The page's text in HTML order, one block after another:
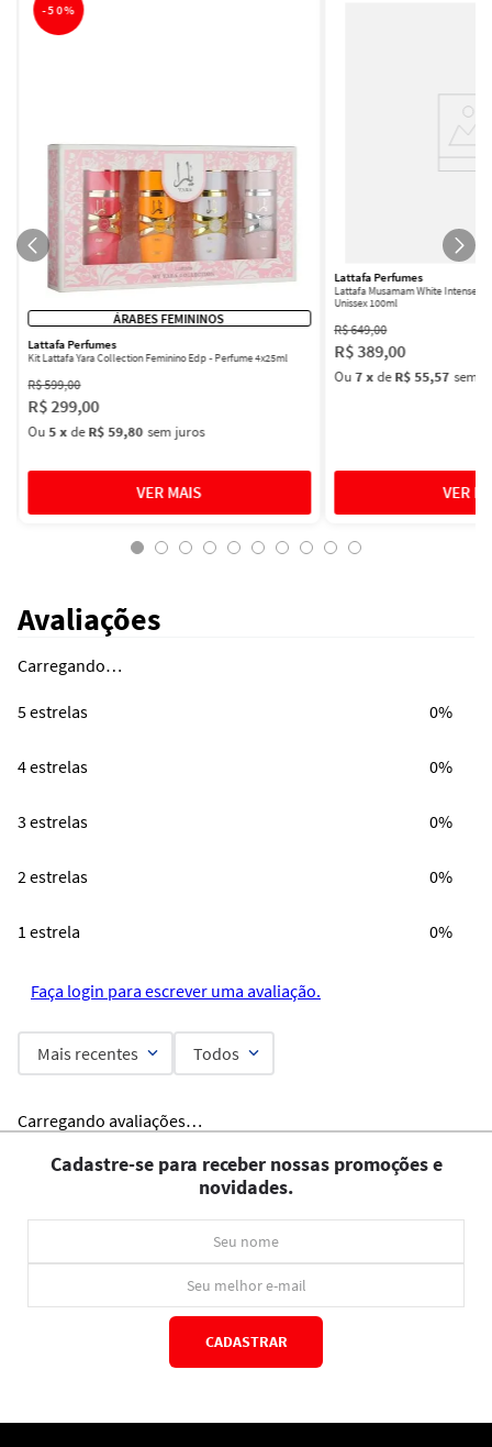
-50%
ÁRABES FEMININOS
Lattafa Perfumes
Kit Lattafa Yara Collection Feminino Edp - Perfume 4x25ml
R$599,00
R$ 299,00
Ou5 xdeR$ 59,80 sem juros
Lattafa Perfumes
Lattafa Musamam White Intense
Unissex 100ml
R$649,00
R$389,00
Ou7xdeR$ 55,57 sem
Avaliações
Carregando…
5 estrelas 0%
4 estrelas 0%
3 estrelas 0%
2 estrelas 0%
1 estrela 0%
Faça login para escrever uma avaliação.
Mais recentes Todos
Carregando avaliações…
Cadastre-se para receber nossas promoções e
novidades.
CADASTRAR